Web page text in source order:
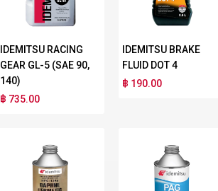
IDEMITSU RACING
GEAR GL-5 (SAE 90,
140)
฿ 735.00
IDEMITSU BRAKE
FLUID DOT 4
฿ 190.00